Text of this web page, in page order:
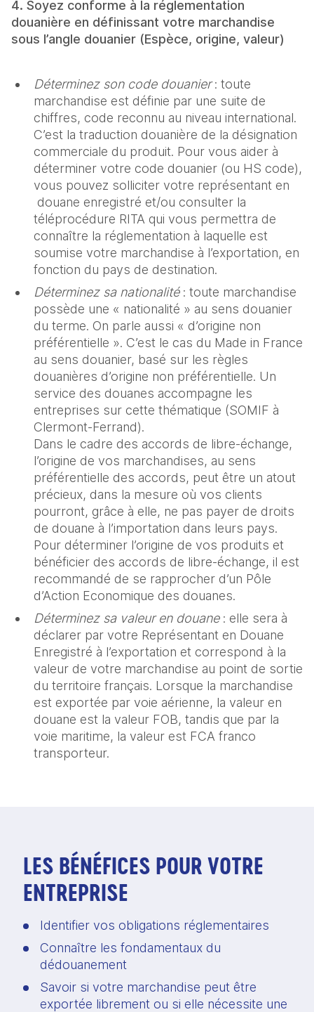
4. Soyez conforme à la réglementation
douanière en définissant votre marchandise
sous l’angle douanier (Espèce, origine, valeur)
Déterminez son code douanier: toute
marchandise est définie par une suite de
chiffres, code reconnu au niveau international.
C’est la traduction douanière de la désignation
commerciale du produit. Pour vous aider à
déterminer votre code douanier (ou HS code),
vous pouvez solliciter votre représentant en
douane enregistré et/ou consulter la
téléprocédure RITA qui vous permettra de
connaître la réglementation à laquelle est
soumise votre marchandise à l’exportation, en
fonction du pays de destination.
Déterminez sa nationalité : toute marchandise
possède une « nationalité » au sens douanier
du terme. On parle aussi « d’origine non
préférentielle ». C’est le cas du Made in France
au sens douanier, basé sur les règles
douanières d’origine non préférentielle. Un
service des douanes accompagne les
entreprises sur cette thématique (SOMIF à
Clermont-Ferrand).
Dans le cadre des accords de libre-échange,
l’origine de vos marchandises, au sens
préférentielle des accords, peut être un atout
précieux, dans la mesure où vos clients
pourront, grâce à elle, ne pas payer de droits
de douane à l’importation dans leurs pays.
Pour déterminer l’origine de vos produits et
bénéficier des accords de libre-échange, il est
recommandé de se rapprocher d’un Pôle
d’Action Economique des douanes.
Déterminez sa valeur en douane: elle sera à
déclarer par votre Représentant en Douane
Enregistré à l’exportation et correspond à la
valeur de votre marchandise au point de sortie
du territoire français. Lorsque la marchandise
est exportée par voie aérienne, la valeur en
douane est la valeur FOB, tandis que par la
voie maritime, la valeur est FCA franco
transporteur.
LES BÉNÉFICES POUR VOTRE
ENTREPRISE
Identifier vos obligations réglementaires
Connaître les fondamentaux du
dédouanement
Savoir si votre marchandise peut être
exportée librement ou si elle nécessite une